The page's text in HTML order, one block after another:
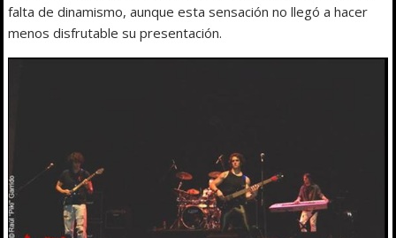
falta de dinamismo, aunque esta sensación no llegó a hacer
menos disfrutable su presentación.